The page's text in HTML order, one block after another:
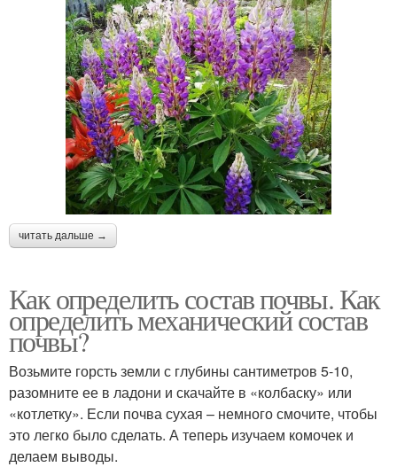
читать дальше →
Как определить состав почвы. Как
определить механический состав
почвы?
Возьмите горсть земли с глубины сантиметров 5-10,
разомните ее в ладони и скачайте в «колбаску» или
«котлетку». Если почва сухая – немного смочите, чтобы
это легко было сделать. А теперь изучаем комочек и
делаем выводы.